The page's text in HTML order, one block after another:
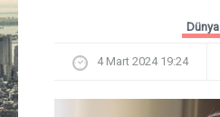
Dünya
4 Mart 2024 19:24